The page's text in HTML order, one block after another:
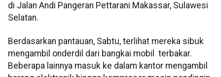
di Jalan Andi Pangeran Pettarani Makassar, Sulawesi
Selatan.
Berdasarkan pantauan, Sabtu, terlihat mereka sibuk
mengambil onderdil dari bangkai mobil terbakar.
Beberapa lainnya masuk ke dalam kantor mengambil